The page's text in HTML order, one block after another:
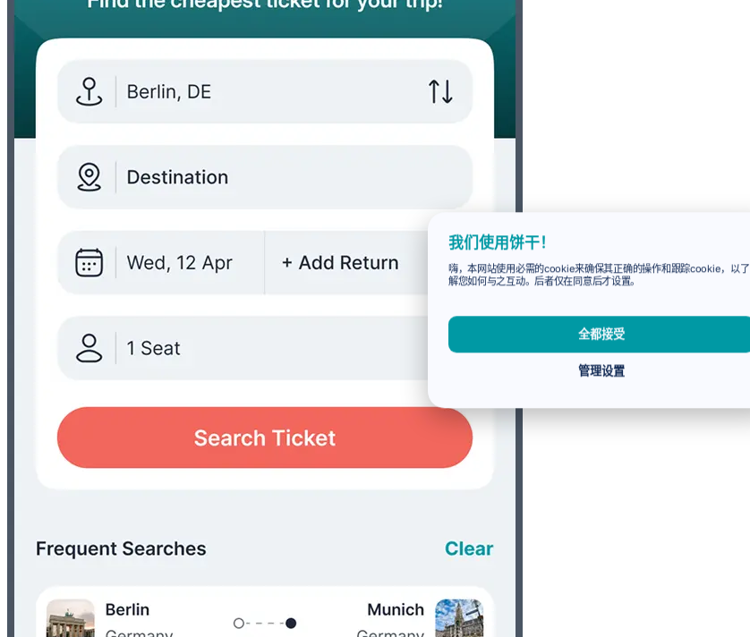
我们使用饼干！
嗨，本网站使用必需的cookie来确保其正确的操作和跟踪cookie，以了
解您如何与之互动。后者仅在同意后才设置。
全都接受
管理设置